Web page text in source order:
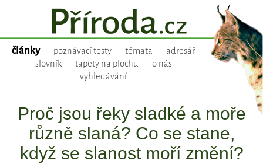
články poznávací testy témata
adresář
slovník
tapety na plochu
o nás
vyhledávání
Proč jsou řeky sladké a moře
různě slaná? Co se stane,
když se slanost moří změní?